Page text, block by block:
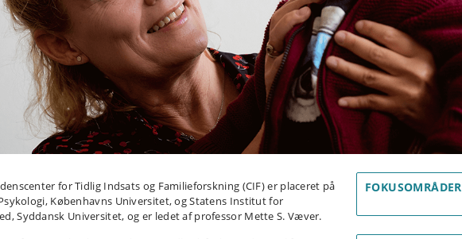
for Tidlig Indsats og Familieforskning (CIF) er placeret på
Københavns Universitet, og Statens Institut for
Syddansk Universitet, og er ledet af professor Mette S. Væver.
FOKUSOMRÅDER